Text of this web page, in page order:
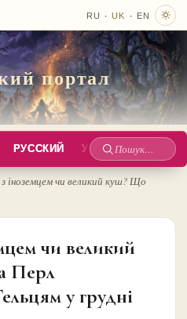
RU · UK · EN
портал
РУССКИЙ УКРАЇНСЬКА
Пошук
по
іноземцем чи великий куш? Що
чи великий
Перл
у грудні